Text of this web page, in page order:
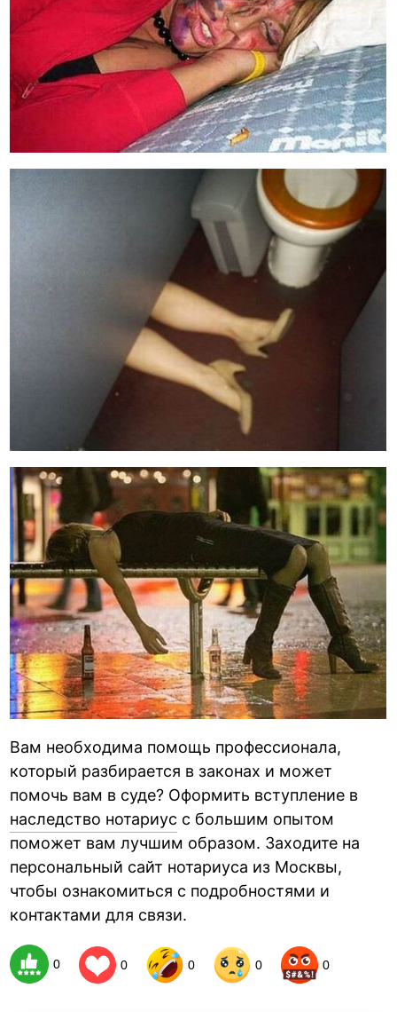
Вам необходима помощь профессионала,
который разбирается в законах и может
помочь вам в суде? Оформить вступление в
наследство нотариус с большим опытом
поможет вам лучшим образом. Заходите на
персональный сайт нотариуса из Москвы,
чтобы ознакомиться с подробностями и
контактами для связи.
0 0 0 0 0